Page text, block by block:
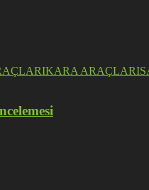
KARA ARAÇLARI